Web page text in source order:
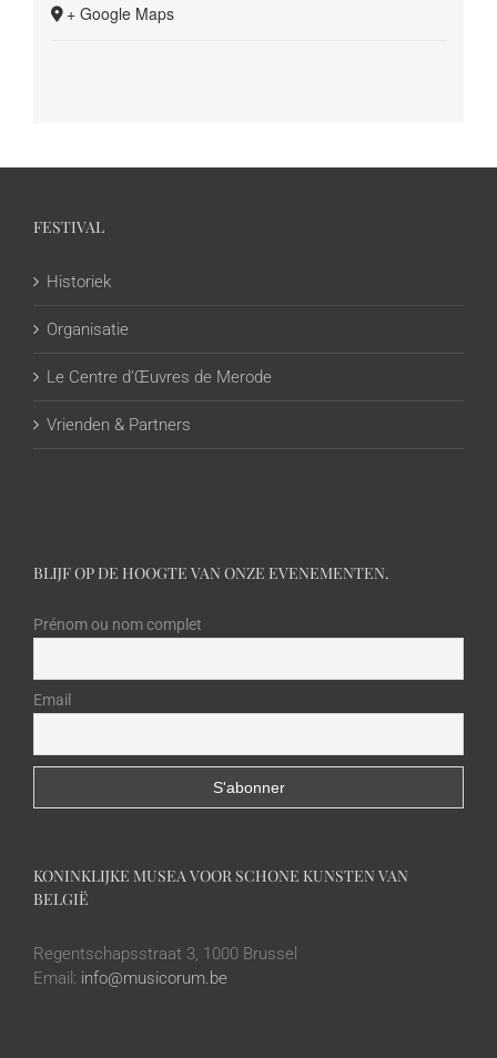
+ Google Maps
FESTIVAL
Historiek
Organisatie
Le Centre d’Œuvres de Merode
Vrienden & Partners
BLIJF OP DE HOOGTE VAN ONZE EVENEMENTEN.
Prénom ou nom complet
Email
KONINKLIJKE MUSEA VOOR SCHONE KUNSTEN VAN
BELGIË
Regentschapsstraat 3, 1000 Brussel
Email: info@musicorum.be